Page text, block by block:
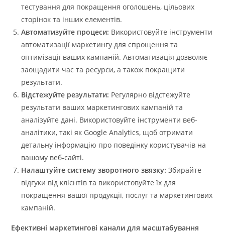
тестування для покращення оголошень, цільових
сторінок та інших елементів.
Автоматизуйте процеси: Використовуйте інструменти
автоматизації маркетингу для спрощення та
оптимізації ваших кампаній. Автоматизація дозволяє
заощадити час та ресурси, а також покращити
результати.
Відстежуйте результати: Регулярно відстежуйте
результати ваших маркетингових кампаній та
аналізуйте дані. Використовуйте інструменти веб-
аналітики, такі як Google Analytics, щоб отримати
детальну інформацію про поведінку користувачів на
вашому веб-сайті.
Налаштуйте систему зворотного звязку: Збирайте
відгуки від клієнтів та використовуйте їх для
покращення вашої продукції, послуг та маркетингових
кампаній.
Ефективні маркетингові канали для масштабування